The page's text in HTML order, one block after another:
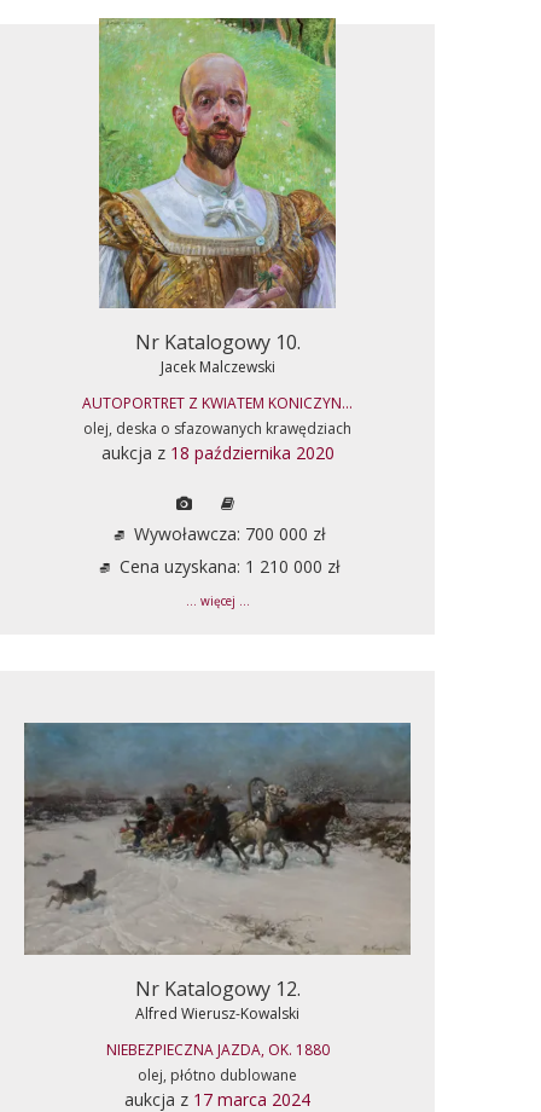
Nr Katalogowy 10.
Jacek Malczewski
AUTOPORTRET Z KWIATEM KONICZYN...
olej, deska o sfazowanych krawędziach
aukcja z 18 października 2020
Wywoławcza: 700 000 zł
Cena uzyskana: 1 210 000 zł
... więcej ...
Nr Katalogowy 12.
Alfred Wierusz-Kowalski
NIEBEZPIECZNA JAZDA, OK. 1880
olej, płótno dublowane
aukcja z 17 marca 2024